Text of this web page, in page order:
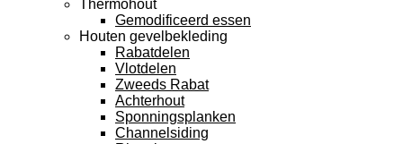
Thermohout
Gemodificeerd essen
Houten gevelbekleding
Rabatdelen
Vlotdelen
Zweeds Rabat
Achterhout
Sponningsplanken
Channelsiding